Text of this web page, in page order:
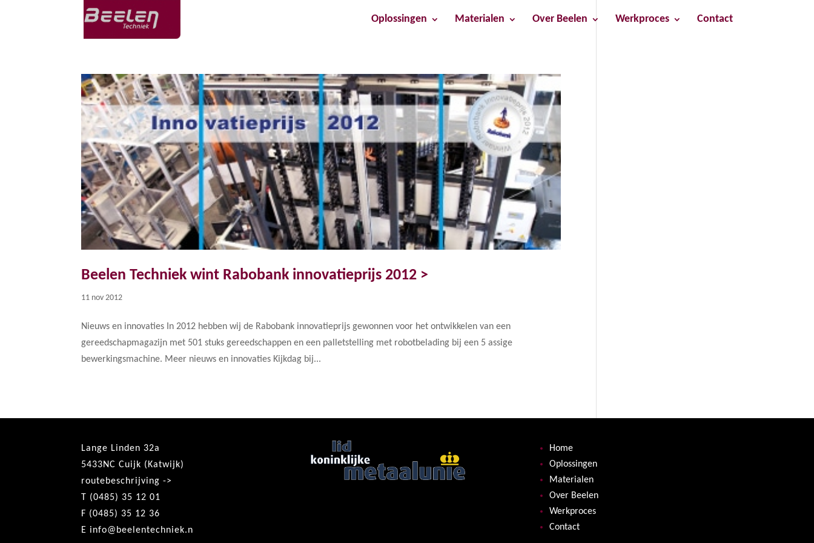
Oplossingen Materialen Over Beelen Werkproces Contact
Beelen Techniek wint Rabobank innovatieprijs 2012 >
11 nov 2012
Nieuws en innovaties In 2012 hebben wij de Rabobank innovatieprijs gewonnen voor het ontwikkelen van een
gereedschapmagazijn met 501 stuks gereedschappen en een palletstelling met robotbelading bij een 5 assige
bewerkingsmachine. Meer nieuws en innovaties Kijkdag bij...
Lange Linden 32a
5433NC Cuijk (Katwijk)
routebeschrijving ->
T (0485) 35 12 01
F (0485) 35 12 36
E info@beelentechniek.n
Home
Oplossingen
Materialen
Over Beelen
Werkproces
Contact